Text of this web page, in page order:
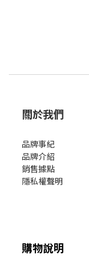
關於我們
品牌事紀
品牌介紹
銷售據點
隱私權聲明
購物說明